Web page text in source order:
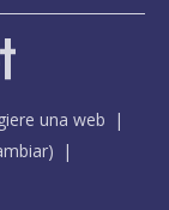
una web
)